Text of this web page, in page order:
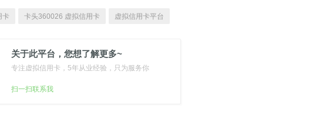
卡 卡头360026 虚拟信用卡 虚拟信用卡平台
关于此平台，您想了解更多~
专注虚拟信用卡，5年从业经验，只为服务你
扫一扫联系我